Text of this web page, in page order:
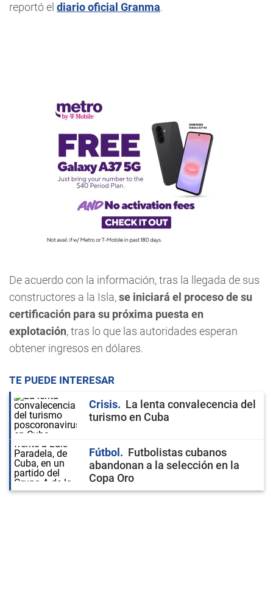
reportó el diario oficial Granma.
De acuerdo con la información, tras la llegada de sus
constructores a la Isla,se iniciará el proceso de su
certificación para su próxima puesta en
explotación, tras lo que las autoridades esperan
obtener ingresos en dólares.
TE PUEDE INTERESAR
Crisis
La lenta convalecencia del
turismo en Cuba
Fútbol
Futbolistas cubanos
abandonan a la selección en la
Copa Oro